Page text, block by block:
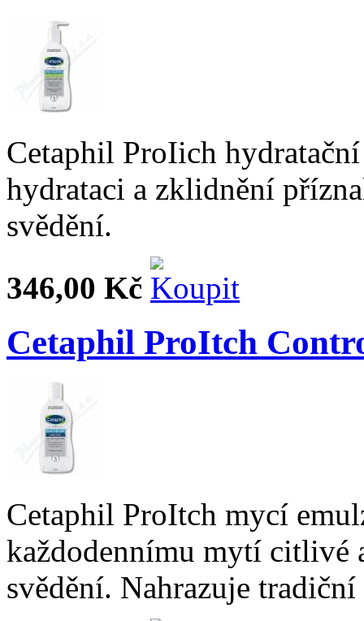
Cetaphil ProIich
hydrataci a zklidnění
svědění.
346,00 Kč
Cetaphil ProItch
Cetaphil ProItch mycí
každodennímu mytí citlivé
svědění. Nahrazuje